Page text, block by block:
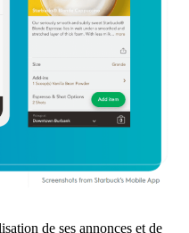
de ses annonces et de